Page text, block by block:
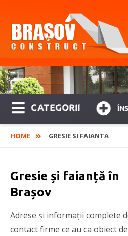
CATEGORII
HOME GRESIE SI FAIANTA
Gresie și faianță în
Brașov
Adrese și informații complete
contact firme ce au ca obiect de